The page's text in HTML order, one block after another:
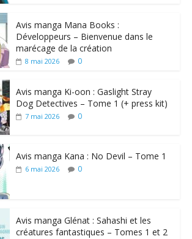
Avis manga Mana Books :
Développeurs – Bienvenue dans le
marécage de la création
8 mai 2026 0
Avis manga Ki-oon : Gaslight Stray
Dog Detectives – Tome 1 (+ press kit)
7 mai 2026 0
Avis manga Kana : No Devil – Tome 1
6 mai 2026 0
Avis manga Glénat : Sahashi et les
créatures fantastiques – Tomes 1 et 2